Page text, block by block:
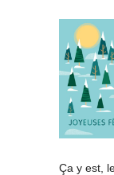
Ça y est,